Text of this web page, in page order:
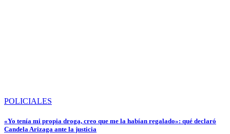
POLICIALES
«Yo tenía mi propia droga, creo que me la habían regalado»: qué declaró
Candela Arizaga ante la justicia